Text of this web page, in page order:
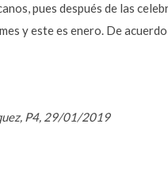
pues después de las
y este es enero. De
P4, 29/01/2019